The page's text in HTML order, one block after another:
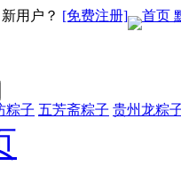
新用户？ [免费注册] 首页
粽子 五芳斋粽子 贵州龙粽